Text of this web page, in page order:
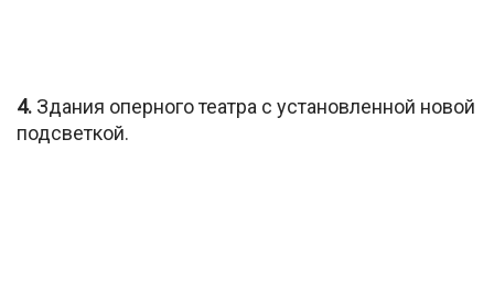
4. Здания оперного театра с установленной новой
подсветкой.